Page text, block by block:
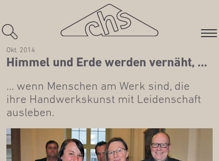
Him­mel und Erde wer­den vernäht, …
Okt. 2014
… wenn Men­schen am Werk sind, die
ihre Hand­werks­kunst mit Lei­den­schaft
ausleben.